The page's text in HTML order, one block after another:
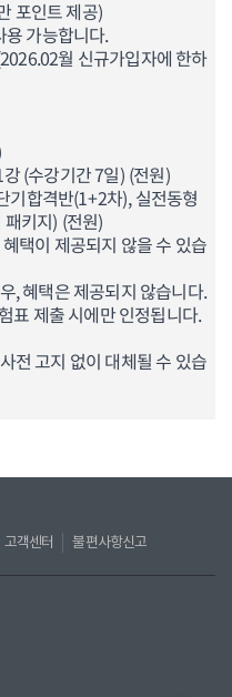
포인트 제공)
용 가능합니다.
월 신규가입자에 한하
(수강기간 7일) (전원)
기합격반(1+2차), 실전동형
키지) (전원)
택이 제공되지 않을 수 있습
, 혜택은 제공되지 않습니다.
표 제출 시에만 인정됩니다.
전 고지 없이 대체될 수 있습
고객센터 불편사항신고